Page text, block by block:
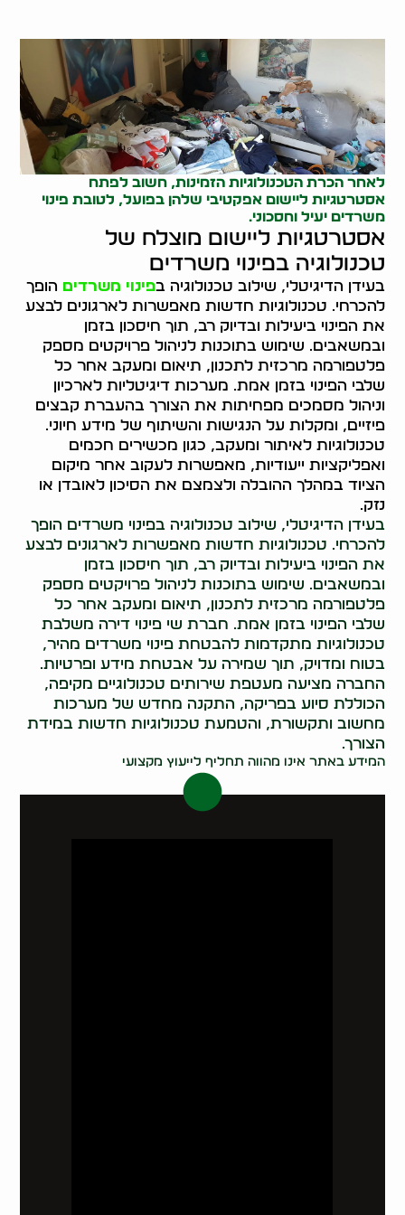
לאחר הכרת הטכנולוגיות הזמינות, חשוב לפתח
אסטרטגיות ליישום אפקטיבי שלהן בפועל, לטובת פינוי
משרדים יעיל וחסכוני.
אסטרטגיות ליישום מוצלח של
טכנולוגיה בפינוי משרדים
בעידן הדיגיטלי, שילוב טכנולוגיה בפינוי משרדים הופך
להכרחי. טכנולוגיות חדשות מאפשרות לארגונים לבצע
את הפינוי ביעילות ובדיוק רב, תוך חיסכון בזמן
ובמשאבים. שימוש בתוכנות לניהול פרויקטים מספק
פלטפורמה מרכזית לתכנון, תיאום ומעקב אחר כל
שלבי הפינוי בזמן אמת. מערכות דיגיטליות לארכיון
וניהול מסמכים מפחיתות את הצורך בהעברת קבצים
פיזיים, ומקלות על הנגישות והשיתוף של מידע חיוני.
טכנולוגיות לאיתור ומעקב, כגון מכשירים חכמים
ואפליקציות ייעודיות, מאפשרות לעקוב אחר מיקום
הציוד במהלך ההובלה ולצמצם את הסיכון לאובדן או
נזק.
בעידן הדיגיטלי, שילוב טכנולוגיה בפינוי משרדים הופך
להכרחי. טכנולוגיות חדשות מאפשרות לארגונים לבצע
את הפינוי ביעילות ובדיוק רב, תוך חיסכון בזמן
ובמשאבים. שימוש בתוכנות לניהול פרויקטים מספק
פלטפורמה מרכזית לתכנון, תיאום ומעקב אחר כל
שלבי הפינוי בזמן אמת. חברת שי פינוי דירה משלבת
טכנולוגיות מתקדמות להבטחת פינוי משרדים מהיר,
בטוח ומדויק, תוך שמירה על אבטחת מידע ופרטיות.
החברה מציעה מעטפת שירותים טכנולוגיים מקיפה,
הכוללת סיוע בפריקה, התקנה מחדש של מערכות
מחשוב ותקשורת, והטמעת טכנולוגיות חדשות במידת
הצורך.
המידע באתר אינו מהווה תחליף לייעוץ מקצועי